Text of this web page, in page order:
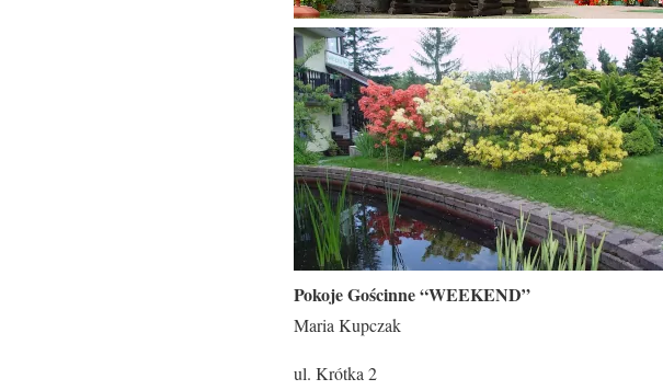
Pokoje Gościnne “WEEKEND”
Maria Kupczak
ul. Krótka 2